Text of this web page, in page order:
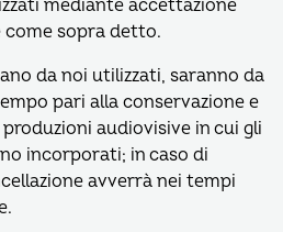
mediante accettazione
come sopra detto.
da noi utilizzati, saranno da
pari alla conservazione e
audiovisive in cui gli
incorporati; in caso di
avverrà nei tempi